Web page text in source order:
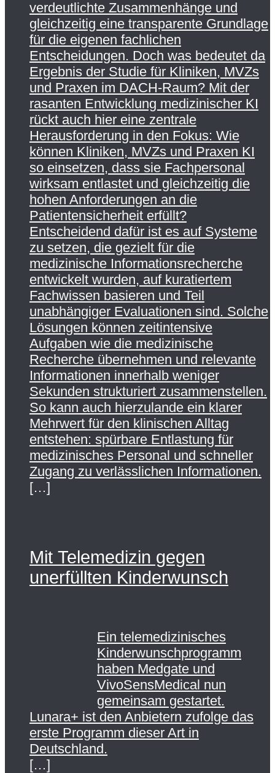
verdeutlichte Zusammenhänge und
gleichzeitig eine transparente Grundlage
für die eigenen fachlichen
Entscheidungen. Doch was bedeutet da
Ergebnis der Studie für Kliniken, MVZs
und Praxen im DACH-Raum? Mit der
rasanten Entwicklung medizinischer KI
rückt auch hier eine zentrale
Herausforderung in den Fokus: Wie
können Kliniken, MVZs und Praxen KI
so einsetzen, dass sie Fachpersonal
wirksam entlastet und gleichzeitig die
hohen Anforderungen an die
Patientensicherheit erfüllt?
Entscheidend dafür ist es auf Systeme
zu setzen, die gezielt für die
medizinische Informationsrecherche
entwickelt wurden, auf kuratiertem
Fachwissen basieren und Teil
unabhängiger Evaluationen sind. Solche
Lösungen können zeitintensive
Aufgaben wie die medizinische
Recherche übernehmen und relevante
Informationen innerhalb weniger
Sekunden strukturiert zusammenstellen.
So kann auch hierzulande ein klarer
Mehrwert für den klinischen Alltag
entstehen: spürbare Entlastung für
medizinisches Personal und schneller
Zugang zu verlässlichen Informationen.
[…]
Mit Telemedizin gegen
unerfüllten Kinderwunsch
Ein telemedizinisches
Kinderwunschprogramm
haben Medgate und
VivoSensMedical nun
gemeinsam gestartet.
Lunara+ ist den Anbietern zufolge das
erste Programm dieser Art in
Deutschland.
[…]